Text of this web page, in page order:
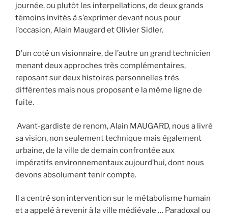
journée, ou plutôt les interpellations, de deux grands
témoins invités à s’exprimer devant nous pour
l’occasion, Alain Maugard et Olivier Sidler.
D’un coté un visionnaire, de l’autre un grand technicien
menant deux approches très complémentaires,
reposant sur deux histoires personnelles très
différentes mais nous proposant e la même ligne de
fuite.
Avant-gardiste de renom, Alain MAUGARD, nous a livré
sa vision, non seulement technique mais également
urbaine, de la ville de demain confrontée aux
impératifs environnementaux aujourd’hui, dont nous
devons absolument tenir compte.
Il a centré son intervention sur le métabolisme humain
et a appelé à revenir à la ville médiévale … Paradoxal ou